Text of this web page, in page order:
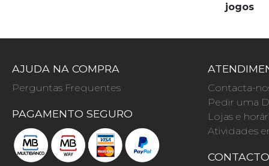
jogos
AJUDA NA COMPRA
Perguntas Frequentes
PAGAMENTO SEGURO
Contacta-
Pedir uma
Lojas e
Atividades
CONTACTO